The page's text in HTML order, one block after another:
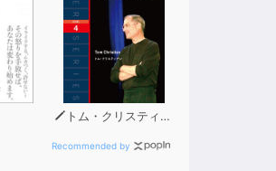
トム・クリスティアン
Recommended by